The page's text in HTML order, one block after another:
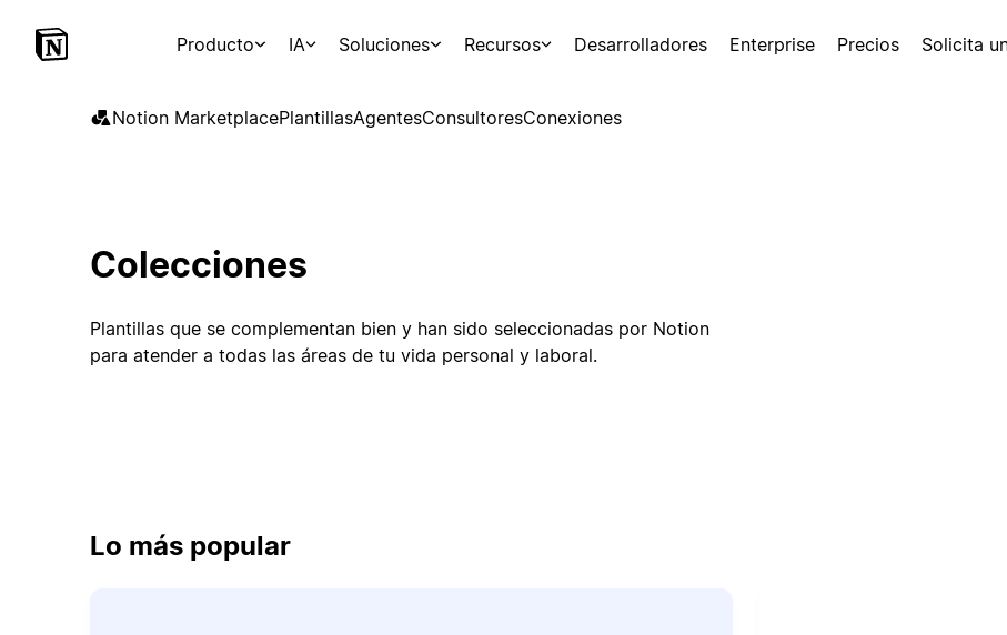
Producto IA Soluciones Recursos Desarrolladores Enterprise Precios Solicita
Notion MarketplacePlantillasAgentesConsultoresConexiones
Colecciones
Plantillas que se complementan bien y han sido seleccionadas por Notion
para atender a todas las áreas de tu vida personal y laboral.
Lo más popular